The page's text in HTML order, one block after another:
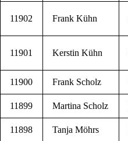
11902 Frank Kühn
11901 Kerstin Kühn
11900 Frank Scholz
11899 Mar­ti­na Scholz
11898 Tan­ja Möhrs